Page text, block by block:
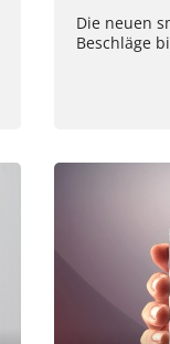
Die neuen
Beschläge